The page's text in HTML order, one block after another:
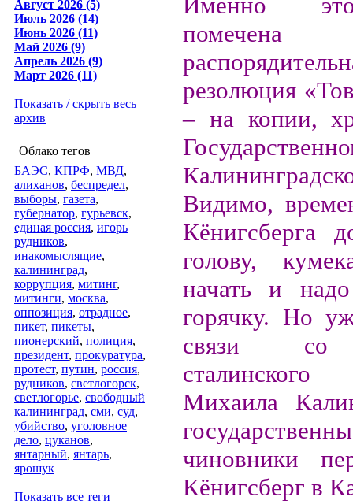
Август 2026 (5)
Июль 2026 (14)
Июнь 2026 (11)
Май 2026 (9)
Апрель 2026 (9)
Март 2026 (11)
Показать / скрыть весь
архив
Облако тегов
БАЭС, КПРФ, МВД,
алиханов, беспредел,
выборы, газета,
губернатор, гурьевск,
единая россия, игорь
рудников,
инакомыслящие,
калининград,
коррупция, митинг,
митинги, москва,
оппозиция, отрадное,
пикет, пикеты,
пионерский, полиция,
президент, прокуратура,
протест, путин, россия,
рудников, светлогорск,
светлогорье, свободный
калининград, сми, суд,
убийство, уголовное
дело, цуканов,
янтарный, янтарь,
ярошук
Показать все теги
резолюция
– на копии,
Видимо,
Кёнигсберга
голову,
начать и
горячку. Но
связи со
Михаила
чиновники
Кёнигсберг в